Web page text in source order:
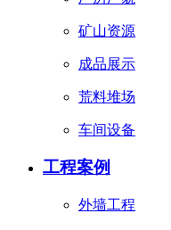
矿山资源
成品展示
荒料堆场
车间设备
工程案例
外墙工程